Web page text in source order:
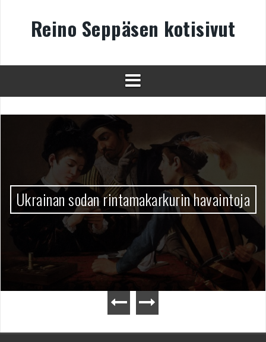
Reino Seppäsen kotisivut
Ukrainan sodan rintamakarkurin havaintoja